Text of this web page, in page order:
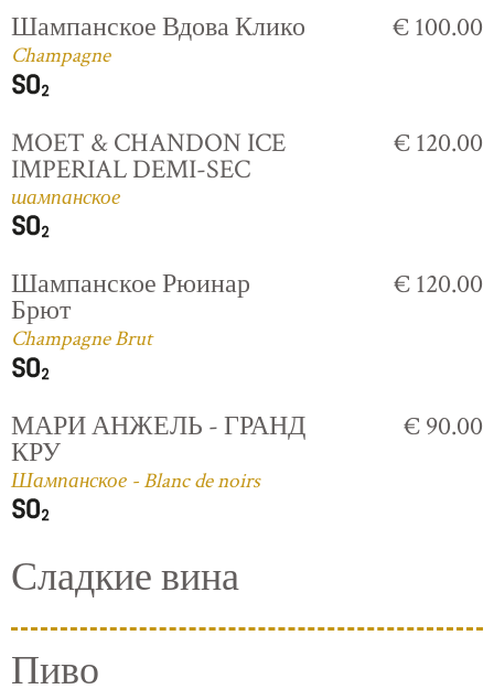
Шампанское Вдова Клико
Champagne
€ 100.00
MOET & CHANDON ICE
IMPERIAL DEMI-SEC
шампанское
€ 120.00
Шампанское Рюинар
Брют
Champagne Brut
€ 120.00
МАРИ АНЖЕЛЬ - ГРАНД
КРУ
Шампанское - Blanc de noirs
€ 90.00
Сладкие вина
Пиво